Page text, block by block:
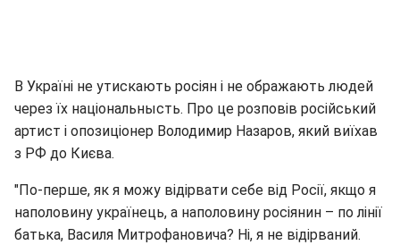
В Україні не утискають росіян і не ображають людей
через їх національнысть. Про це розповів російський
артист і опозиціонер Володимир Назаров, який виїхав
з РФ до Києва.
"По-перше, як я можу відірвати себе від Росії, якщо я
наполовину українець, а наполовину росіянин – по лінії
батька, Василя Митрофановича? Ні, я не відірваний.